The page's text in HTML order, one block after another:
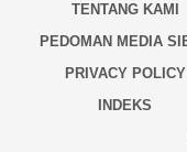
TENTANG KAMI
PEDOMAN MEDIA
PRIVACY POLICY
INDEKS